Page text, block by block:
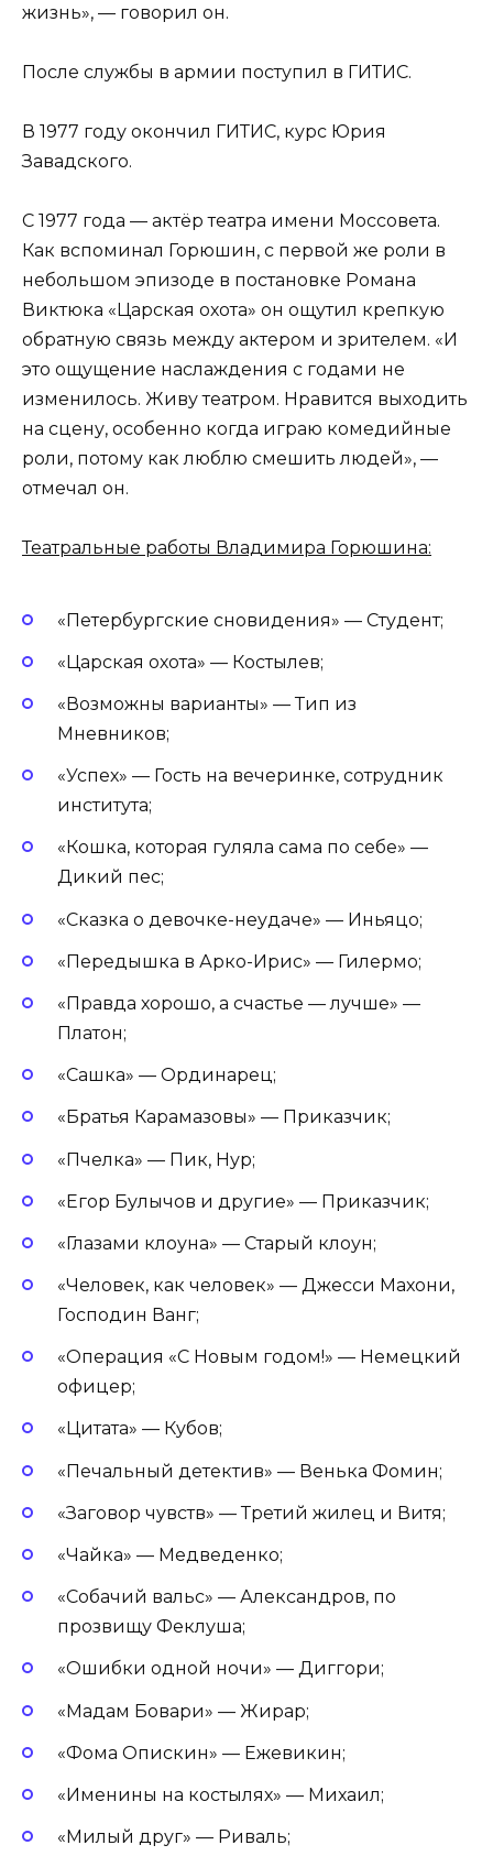
жизнь», — говорил он.
После службы в армии поступил в ГИТИС.
В 1977 году окончил ГИТИС, курс Юрия
Завадского.
С 1977 года — актёр театра имени Моссовета.
Как вспоминал Горюшин, с первой же роли в
небольшом эпизоде в постановке Романа
Виктюка «Царская охота» он ощутил крепкую
обратную связь между актером и зрителем. «И
это ощущение наслаждения с годами не
изменилось. Живу театром. Нравится выходить
на сцену, особенно когда играю комедийные
роли, потому как люблю смешить людей», —
отмечал он.
Театральные работы Владимира Горюшина:
«Петербургские сновидения» — Студент;
«Царская охота» — Костылев;
«Возможны варианты» — Тип из
Мневников;
«Успех» — Гость на вечеринке, сотрудник
института;
«Кошка, которая гуляла сама по себе» —
Дикий пес;
«Сказка о девочке-неудаче» — Иньяцо;
«Передышка в Арко-Ирис» — Гилермо;
«Правда хорошо, а счастье — лучше» —
Платон;
«Сашка» — Ординарец;
«Братья Карамазовы» — Приказчик;
«Пчелка» — Пик, Нур;
«Егор Булычов и другие» — Приказчик;
«Глазами клоуна» — Старый клоун;
«Человек, как человек» — Джесси Махони,
Господин Ванг;
«Операция «С Новым годом!» — Немецкий
офицер;
«Цитата» — Кубов;
«Печальный детектив» — Венька Фомин;
«Заговор чувств» — Третий жилец и Витя;
«Чайка» — Медведенко;
«Собачий вальс» — Александров, по
прозвищу Феклуша;
«Ошибки одной ночи» — Диггори;
«Мадам Бовари» — Жирар;
«Фома Опискин» — Ежевикин;
«Именины на костылях» — Михаил;
«Милый друг» — Риваль;